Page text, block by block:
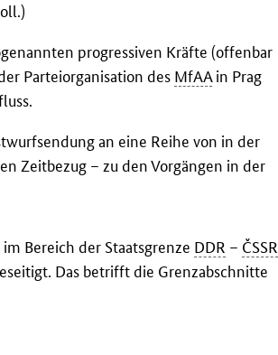
progressiven Kräfte (offenbar
Parteiorganisation des MfAAin Prag
an eine Reihe von in der
Zeitbezug – zu den Vorgängen in der
im Bereich der Staatsgrenze DDR – ČSSR
Das betrifft die Grenzabschnitte